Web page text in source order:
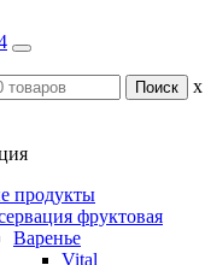
x
продукты
фруктовая
Варенье
Vital